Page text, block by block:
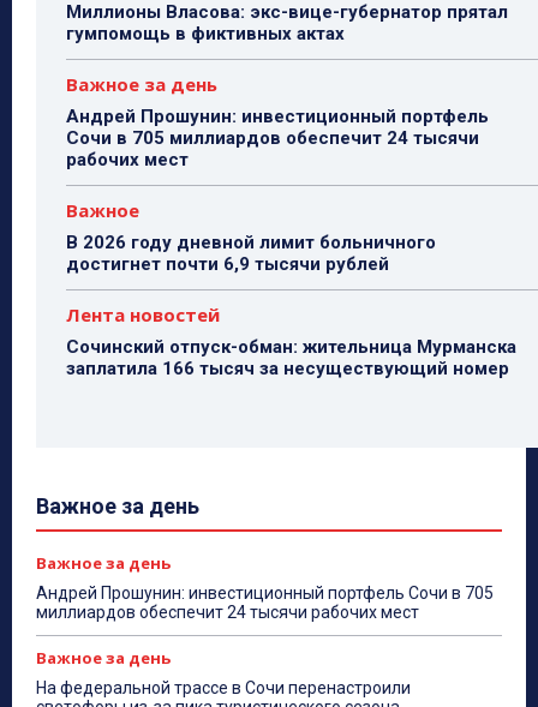
Миллионы Власова: экс-вице-губернатор прятал
гумпомощь в фиктивных актах
Важное за день
Андрей Прошунин: инвестиционный портфель
Сочи в 705 миллиардов обеспечит 24 тысячи
рабочих мест
Важное
В 2026 году дневной лимит больничного
достигнет почти 6,9 тысячи рублей
Лента новостей
Сочинский отпуск-обман: жительница Мурманска
заплатила 166 тысяч за несуществующий номер
Важное за день
Важное за день
Андрей Прошунин: инвестиционный портфель Сочи в 705
миллиардов обеспечит 24 тысячи рабочих мест
Важное за день
На федеральной трассе в Сочи перенастроили